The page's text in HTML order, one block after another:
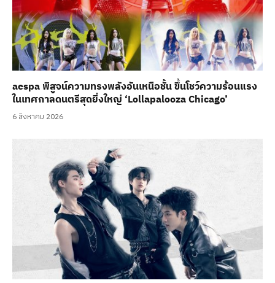
aespa พิสูจน์ความทรงพลังอันเหนือชั้น ขึ้นโชว์ความร้อนแรง
ในเทศกาลดนตรีสุดยิ่งใหญ่ ‘Lollapalooza Chicago’
6 สิงหาคม 2026